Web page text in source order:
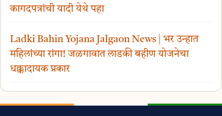
कागदपत्रांची यादी येथे पहा
Ladki Bahin Yojana Jalgaon News | भर उन्हात
महिलांच्या रांगा! जळगावात लाडकी बहीण योजनेचा
धक्कादायक प्रकार